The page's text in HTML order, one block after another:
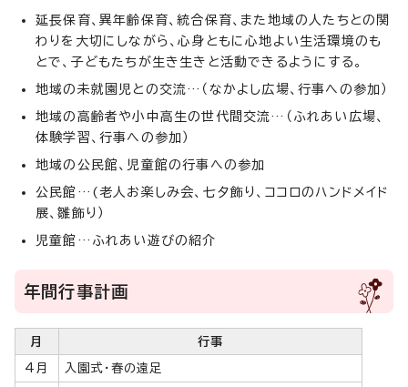
延長保育、異年齢保育、統合保育、また地域の人たちとの関
わりを大切にしながら、心身ともに心地よい生活環境のも
とで、子どもたちが生き生きと活動できるようにする。
地域の未就園児との交流…（なかよし広場、行事への参加）
地域の高齢者や小中高生の世代間交流…（ふれあい広場、
体験学習、行事への参加）
地域の公民館、児童館の行事への参加
公民館…(老人お楽しみ会、七夕飾り、ココロのハンドメイド
展、雛飾り）
児童館…ふれあい遊びの紹介
年間行事計画
月 行事
4月 入園式・春の遠足